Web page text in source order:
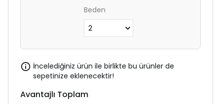
Beden
İncelediğiniz ürün ile birlikte bu ürünler de
sepetinize eklenecektir!
Avantajlı Toplam